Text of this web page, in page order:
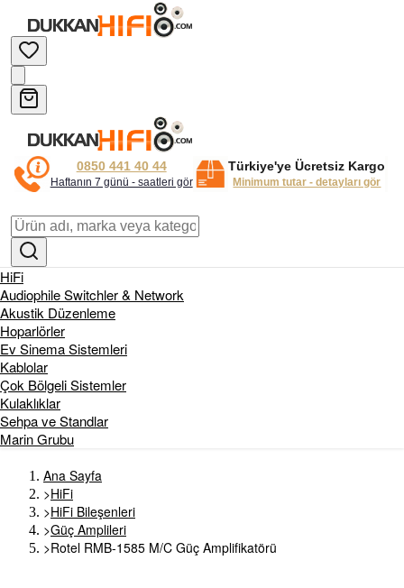
0850 441 40 44
Haftanın 7 günü - saatleri gör
Türkiye'ye Ücretsiz Kargo
Minimum tutar - detayları gör
HiFi
Audiophile Switchler & Network
Akustik Düzenleme
Hoparlörler
Ev Sinema Sistemleri
Kablolar
Çok Bölgeli Sistemler
Kulaklıklar
Sehpa ve Standlar
Marin Grubu
Ana Sayfa
>HiFi
>HiFi Bileşenleri
>Güç Amplileri
>Rotel RMB-1585 M/C Güç Amplifikatörü